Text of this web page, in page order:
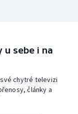
sebe i na
své chytré televizi
články a